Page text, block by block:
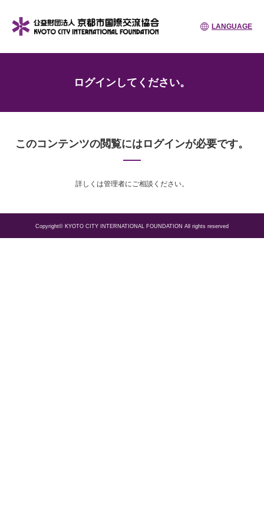
LANGUAGE
ログインしてください。
このコンテンツの閲覧にはログインが必要です。
詳しくは管理者にご相談ください。
Copyright© KYOTO CITY INTERNATIONAL FOUNDATION All rights reserved